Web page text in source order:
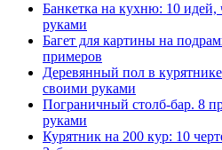
Банкетка на кухню: 10 идей,
руками
Багет для картины на
примеров
Деревянный пол в
своими руками
Пограничный столб-бар. 8
руками
Курятник на 200 кур: 10